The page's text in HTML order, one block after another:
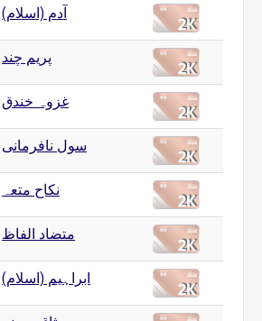
آدم (اسلام)
پریم چند
غزوہ خندق
سول نافرمانی
نکاح متعہ
متضاد الفاظ
ابراہیم (اسلام)